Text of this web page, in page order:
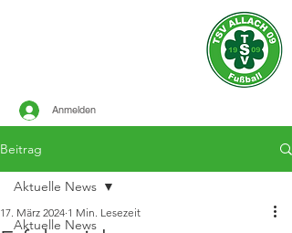
Anmelden
Beitrag
Aktuelle News
Aktuelle News
17. März 2024 1 Min. Lesezeit